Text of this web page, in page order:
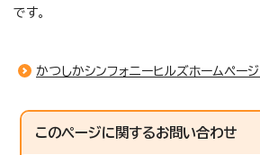
です。
かつしかシンフォニーヒルズホームページ
このページに関するお問い合わせ